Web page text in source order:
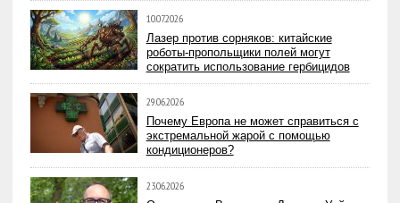
10.07.2026
Лазер против сорняков: китайские
роботы-пропольщики полей могут
сократить использование гербицидов
29.06.2026
Почему Европа не может справиться с
экстремальной жарой с помощью
кондиционеров?
23.06.2026